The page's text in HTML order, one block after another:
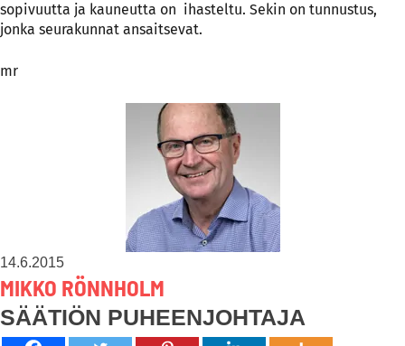
sopivuutta ja kauneutta on ihasteltu. Sekin on tunnustus,
jonka seurakunnat ansaitsevat.
mr
14.6.2015
MIKKO RÖNNHOLM
SÄÄTIÖN PUHEENJOHTAJA